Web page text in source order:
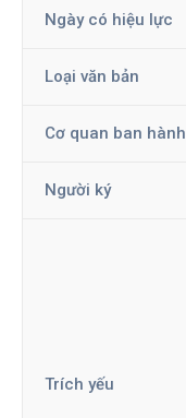
Ngày có hiệu lực
Loại văn bản
Cơ quan ban hành
Người ký
Trích yếu